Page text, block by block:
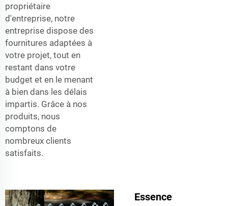
propriétaire
d'entreprise, notre
entreprise dispose des
fournitures adaptées à
votre projet, tout en
restant dans votre
budget et en le menant
à bien dans les délais
impartis. Grâce à nos
produits, nous
comptons de
nombreux clients
satisfaits.
Essence